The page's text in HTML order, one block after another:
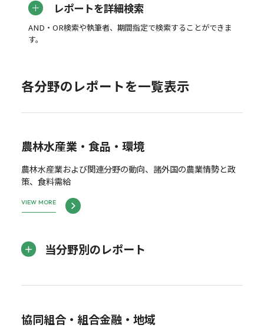
レポートを詳細検索
AND・OR検索や執筆者、期間指定で検索することができま
す。
各分野のレポートを一覧表示
農林水産業・食品・環境
農林水産業および関連分野の動向、諸外国の農業情勢と政
策、食料需給
VIEW MORE
当分野別のレポート
協同組合・組合金融・地域